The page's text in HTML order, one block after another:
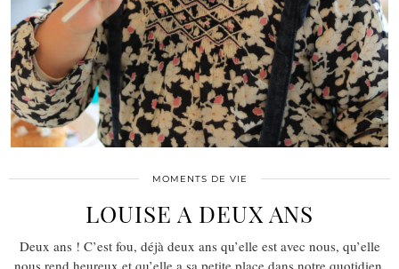
MOMENTS DE VIE
LOUISE A DEUX ANS
Deux ans ! C’est fou, déjà deux ans qu’elle est avec nous, qu’elle
nous rend heureux et qu’elle a sa petite place dans notre quotidien.